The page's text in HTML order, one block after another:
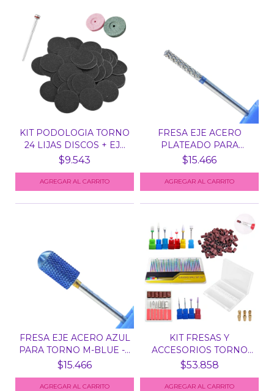
KIT PODOLOGIA TORNO
24 LIJAS DISCOS + EJ...
$9.543
AGREGAR AL CARRITO
FRESA EJE ACERO
PLATEADO PARA
TORNO - SM...
$15.466
FRESA EJE ACERO AZUL
PARA TORNO M-BLUE -...
$15.466
KIT FRESAS Y
ACCESORIOS TORNO
MANICURIA...
$53.858
AGREGAR AL CARRITO